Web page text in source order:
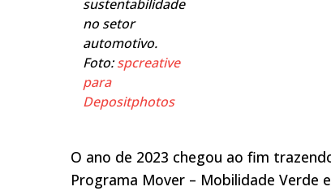
sustentabilidade
no setor
automotivo.
Foto:spcreative
para
Depositphotos
O ano de 2023 chegou ao fim
Programa Mover – Mobilidade Verde